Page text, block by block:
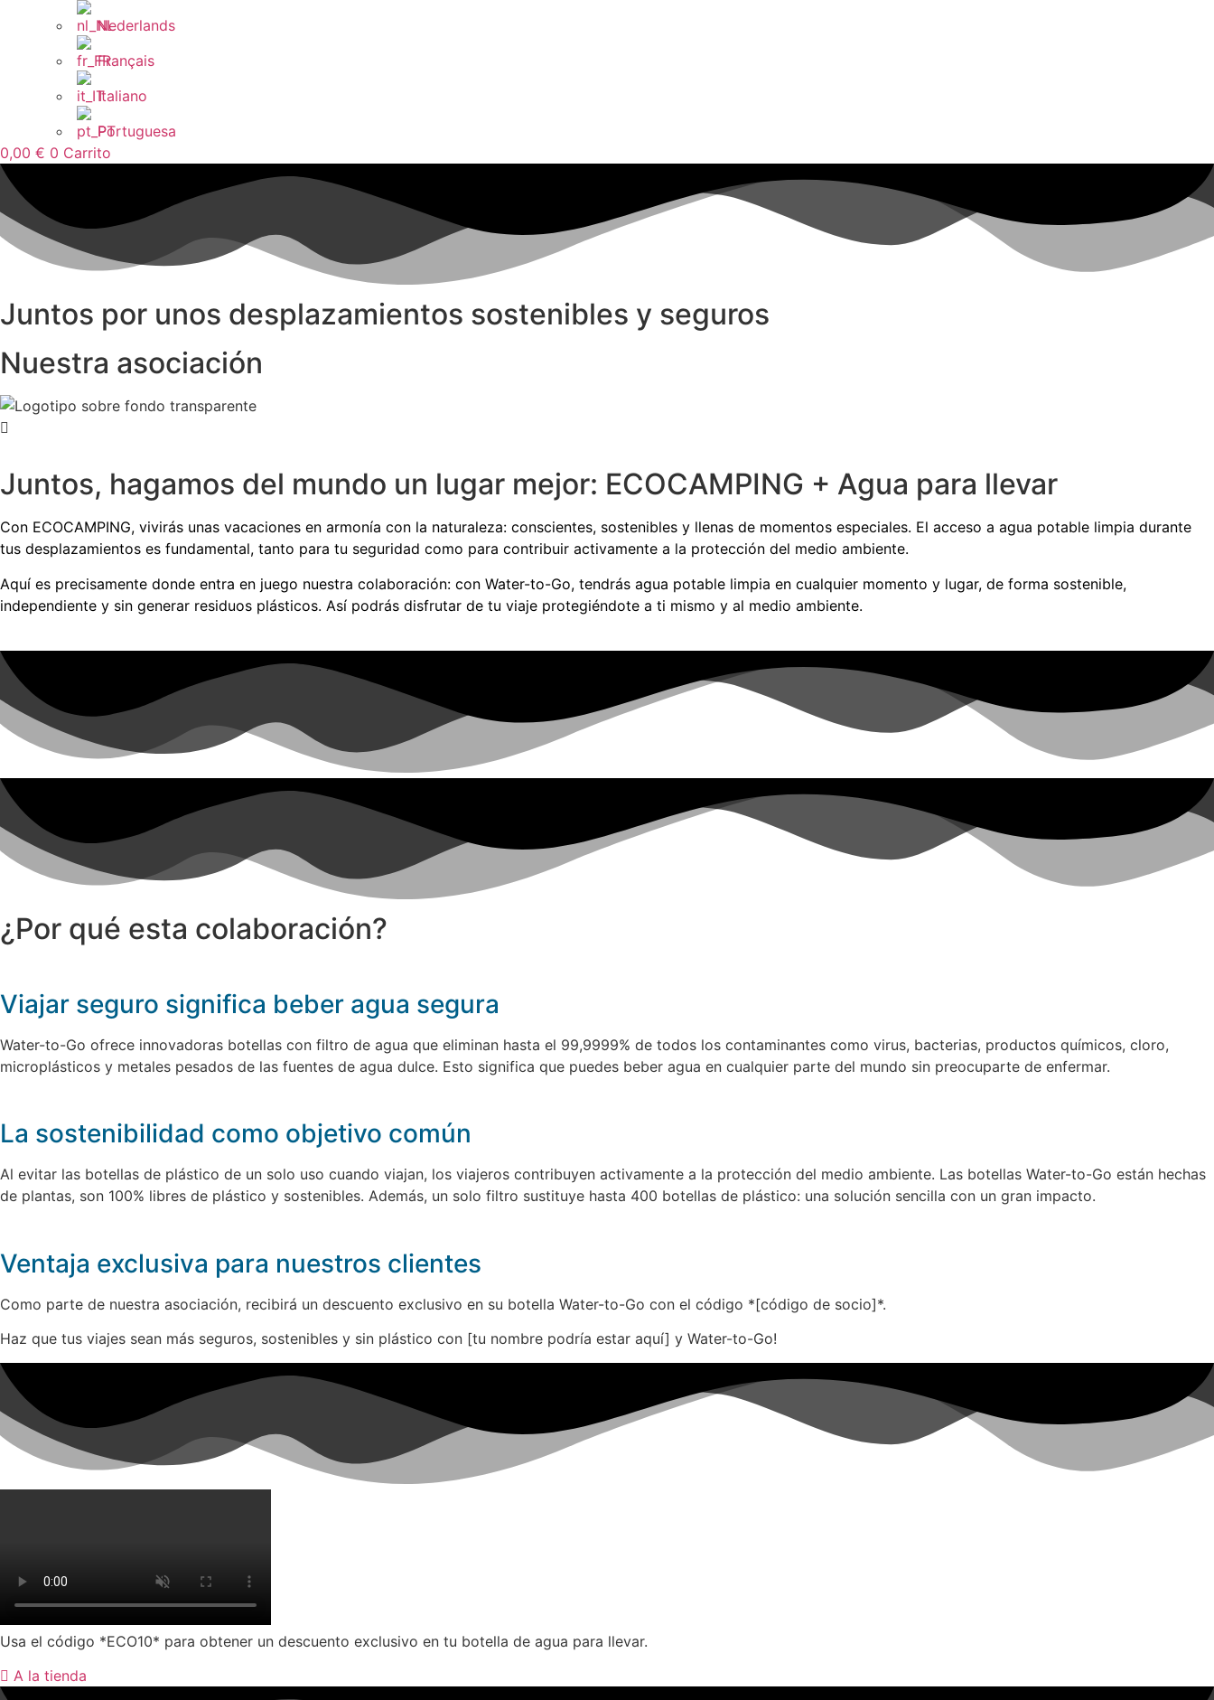
Nederlands
Français
Italiano
Portuguesa
0,00 € 0 Carrito
Juntos por unos desplazamientos sostenibles y seguros
Nuestra asociación
Juntos, hagamos del mundo un lugar mejor: ECOCAMPING + Agua para llevar
Con ECOCAMPING, vivirás unas vacaciones en armonía con la naturaleza: conscientes, sostenibles y llenas de momentos especiales. El acceso a agua potable limpia durante
tus desplazamientos es fundamental, tanto para tu seguridad como para contribuir activamente a la protección del medio ambiente.
Aquí es precisamente donde entra en juego nuestra colaboración: con Water-to-Go, tendrás agua potable limpia en cualquier momento y lugar, de forma sostenible,
independiente y sin generar residuos plásticos. Así podrás disfrutar de tu viaje protegiéndote a ti mismo y al medio ambiente.
¿Por qué esta colaboración?
Viajar seguro significa beber agua segura
Water-to-Go ofrece innovadoras botellas con filtro de agua que eliminan hasta el 99,9999% de todos los contaminantes como virus, bacterias, productos químicos, cloro,
microplásticos y metales pesados de las fuentes de agua dulce. Esto significa que puedes beber agua en cualquier parte del mundo sin preocuparte de enfermar.
La sostenibilidad como objetivo común
Al evitar las botellas de plástico de un solo uso cuando viajan, los viajeros contribuyen activamente a la protección del medio ambiente. Las botellas Water-to-Go están hechas
de plantas, son 100% libres de plástico y sostenibles. Además, un solo filtro sustituye hasta 400 botellas de plástico: una solución sencilla con un gran impacto.
Ventaja exclusiva para nuestros clientes
Como parte de nuestra asociación, recibirá un descuento exclusivo en su botella Water-to-Go con el código *[código de socio]*.
Haz que tus viajes sean más seguros, sostenibles y sin plástico con [tu nombre podría estar aquí] y Water-to-Go!
Usa el código *ECO10* para obtener un descuento exclusivo en tu botella de agua para llevar.
A la tienda